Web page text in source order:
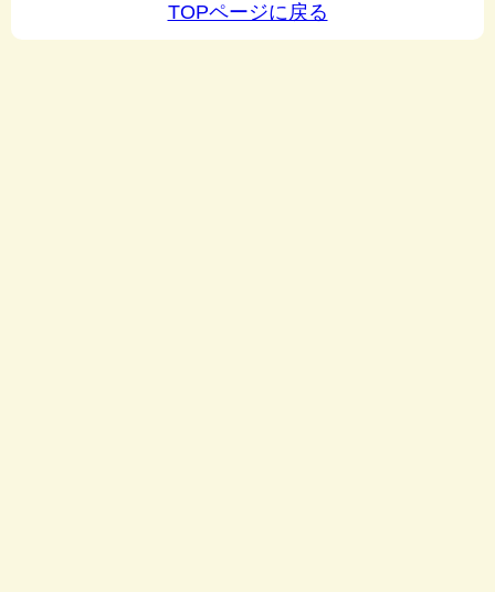
TOPページに戻る